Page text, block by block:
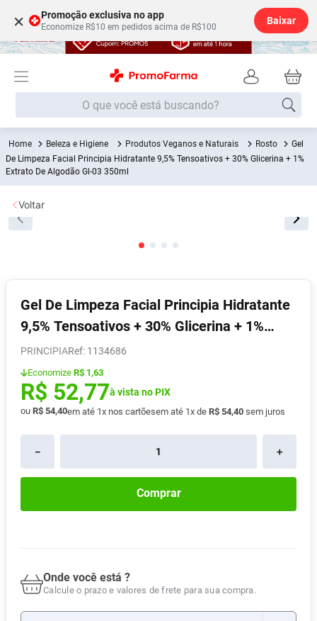
× Promoção exclusiva no app
Economize R$10 em pedidos acima de R$100
Baixar
O que você está buscando?
Beleza e Higiene Produtos Veganos e Naturais Rosto
Gel
De Limpeza Facial Principia Hidratante 9,5% Tensoativos + 30% Glicerina + 1%
Extrato De Algodão Gl-03 350ml
Gel De Limpeza Facial Principia Hidratante
9,5% Tensoativos + 30% Glicerina + 1%
Extrato De Algodão Gl-03 350ml
PRINCIPIA : 1134686
Economize R$ 1,63
R$ 52,77à vista no PIX
ou R$ 54,40em até 1x nos cartõesem até 1x de R$ 54,40 sem juros
＋
－
Comprar
Onde você está ?
Calcule o prazo e valores de frete para sua compra.
Voltar
Termos mais buscados
1º Fralda
7º Desodorante
8º Absorvente
9º Lavitan
10 Vitamina D